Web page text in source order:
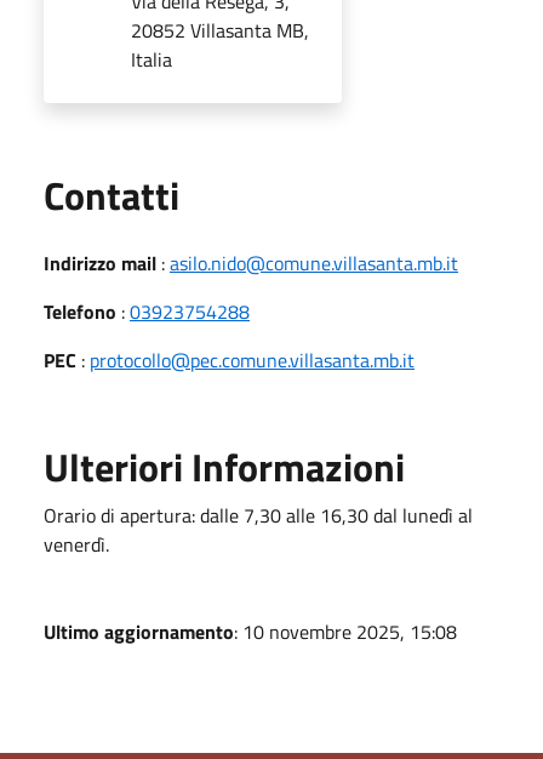
20852 Villasanta MB,
Italia
Contatti
Indirizzo mail :asilo.nido@comune.villasanta.mb.it
Telefono :03923754288
PEC : protocollo@pec.comune.villasanta.mb.it
Ulteriori Informazioni
Orario di apertura: dalle 7,30 alle 16,30 dal lunedì al
venerdì.
Ultimo aggiornamento: 10 novembre 2025, 15:08